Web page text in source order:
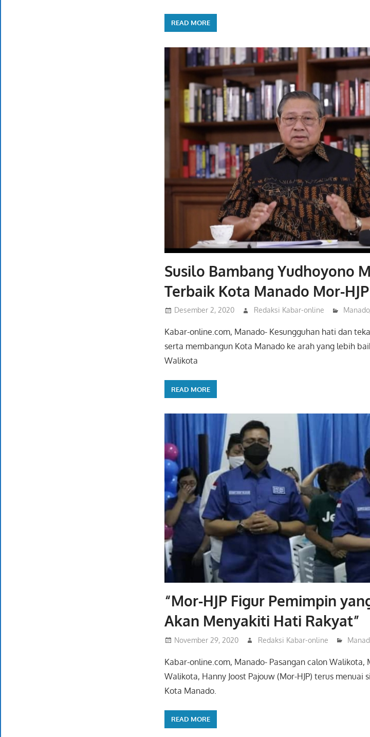
READ MORE
Susilo Bambang Yudhoyono
Terbaik Kota Manado Mor-HJP
Desember 2, 2020 Redaksi Kabar-online Manado
Kabar-online.com, Manado- Kesungguhan hati dan
serta membangun Kota Manado ke arah yang lebih
Walikota
READ MORE
“Mor-HJP Figur Pemimpin
Akan Menyakiti Hati Rakyat”
November 29, 2020 Redaksi Kabar-online
Kabar-online.com, Manado- Pasangan calon
Walikota, Hanny Joost Pajouw (Mor-HJP) terus
Kota Manado.
READ MORE